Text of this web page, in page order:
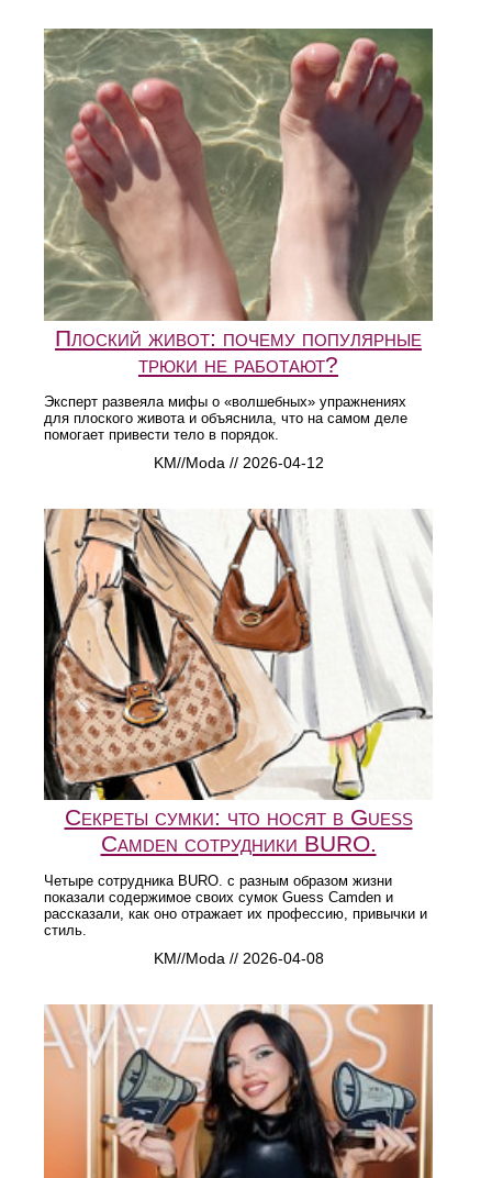
Плоский живот: почему популярные
трюки не работают?
Эксперт развеяла мифы о «волшебных» упражнениях
для плоского живота и объяснила, что на самом деле
помогает привести тело в порядок.
KM//Moda // 2026-04-12
Секреты сумки: что носят в Guess
Camden сотрудники BURO.
Четыре сотрудника BURO. с разным образом жизни
показали содержимое своих сумок Guess Camden и
рассказали, как оно отражает их профессию, привычки и
стиль.
KM//Moda // 2026-04-08